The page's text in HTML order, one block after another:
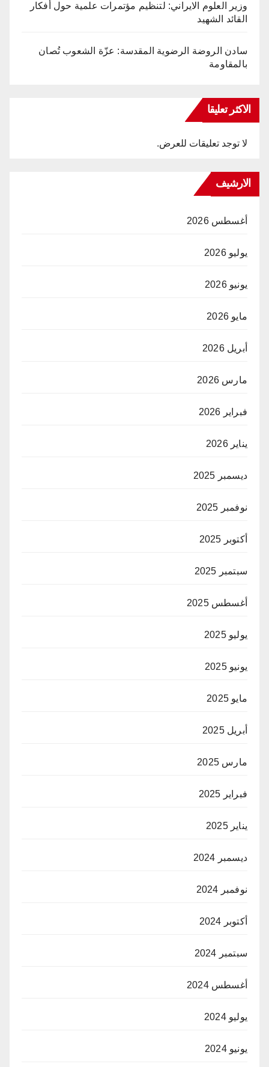
وزير العلوم الايراني: لتنظيم مؤتمرات علمية حول أفكار
القائد الشهيد
سادن الروضة الرضوية المقدسة: عزّة الشعوب تُصان
بالمقاومة
الاكثر تعليقا
لا توجد تعليقات للعرض.
الارشيف
أغسطس 2026
يوليو 2026
يونيو 2026
مايو 2026
أبريل 2026
مارس 2026
فبراير 2026
يناير 2026
ديسمبر 2025
نوفمبر 2025
أكتوبر 2025
سبتمبر 2025
أغسطس 2025
يوليو 2025
يونيو 2025
مايو 2025
أبريل 2025
مارس 2025
فبراير 2025
يناير 2025
ديسمبر 2024
نوفمبر 2024
أكتوبر 2024
سبتمبر 2024
أغسطس 2024
يوليو 2024
يونيو 2024